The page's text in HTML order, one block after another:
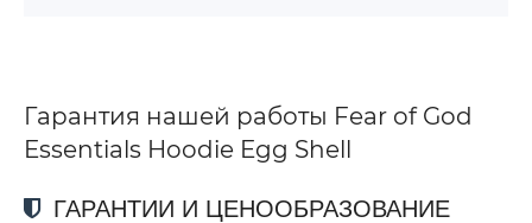
Гарантия нашей работы Fear of God
Essentials Hoodie Egg Shell
ГАРАНТИИ И ЦЕНООБРАЗОВАНИЕ